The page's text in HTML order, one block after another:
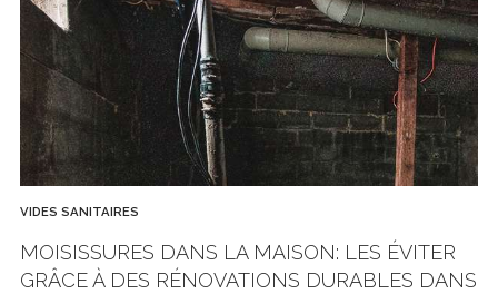
VIDES SANITAIRES
MOISISSURES DANS LA MAISON: LES ÉVITER
GRÂCE À DES RÉNOVATIONS DURABLES DANS